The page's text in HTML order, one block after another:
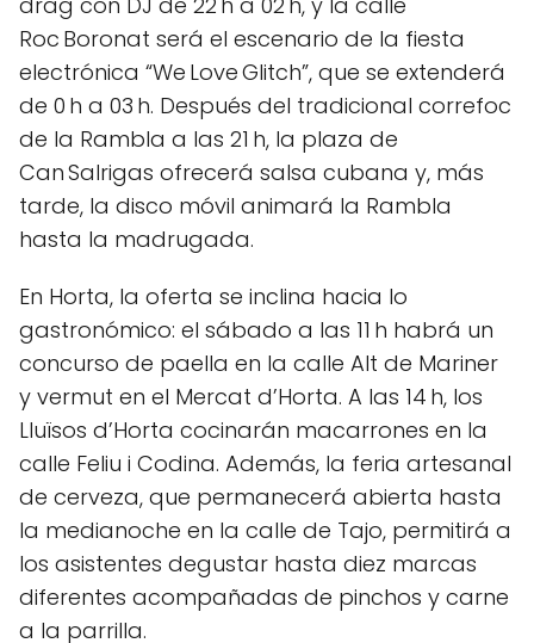
Roc Boronat será el escenario de la fiesta
electrónica “We Love Glitch”, que se extenderá
de 0 h a 03 h. Después del tradicional correfoc
de la Rambla a las 21 h, la plaza de
Can Salrigas ofrecerá salsa cubana y, más
tarde, la disco móvil animará la Rambla
hasta la madrugada.
En Horta, la oferta se inclina hacia lo
gastronómico: el sábado a las 11 h habrá un
concurso de paella en la calle Alt de Mariner
y vermut en el Mercat d’Horta. A las 14 h, los
Lluïsos d’Horta cocinarán macarrones en la
calle Feliu i Codina. Además, la feria artesanal
de cerveza, que permanecerá abierta hasta
la medianoche en la calle de Tajo, permitirá a
los asistentes degustar hasta diez marcas
diferentes acompañadas de pinchos y carne
a la parrilla.